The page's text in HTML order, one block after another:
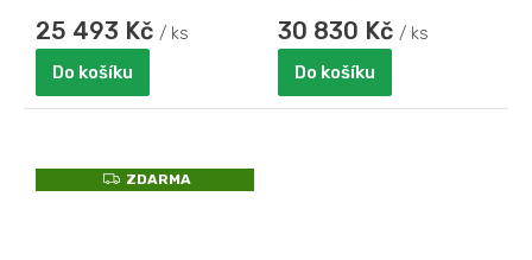
25 493 Kč / ks
Do košíku
30 830 Kč / ks
Do košíku
Z
D
ZDARMA